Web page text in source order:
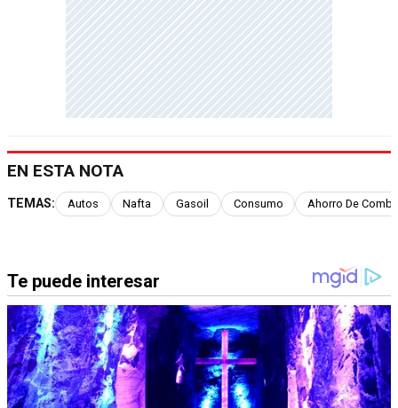
EN ESTA NOTA
TEMAS: Autos Nafta Gasoil Consumo Ahorro De